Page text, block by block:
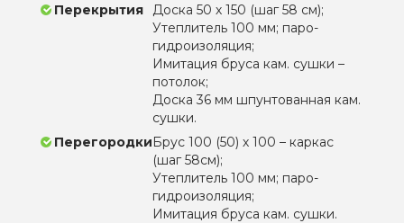
Перекрытия
Доска 50 х 150 (шаг 58 см);
Утеплитель 100 мм; паро-
гидроизоляция;
Имитация бруса кам. сушки –
потолок;
Доска 36 мм шпунтованная кам.
сушки.
ПерегородкиБрус 100 (50) х 100 – каркас
(шаг 58см);
Утеплитель 100 мм; паро-
гидроизоляция;
Имитация бруса кам. сушки.